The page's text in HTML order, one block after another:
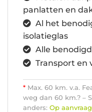
panlatten en
Al het
isolatieglas
Alle
Transport en
* Max. 60 km. v.a.
weg dan 60 km.? –
anders: Op aanvraag